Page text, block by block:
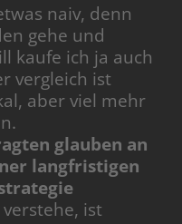
naiv, denn
gehe und
kaufe ich ja auch
vergleich ist
aber viel mehr
glauben an
langfristigen
ist